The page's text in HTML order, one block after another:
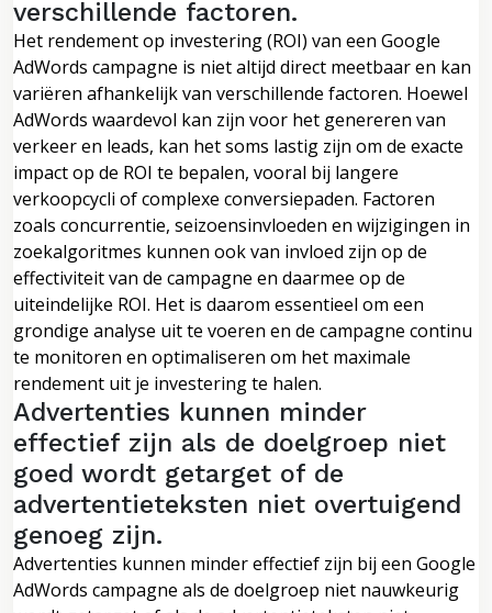
verschillende factoren.
Het rendement op investering (ROI) van een Google
AdWords campagne is niet altijd direct meetbaar en kan
variëren afhankelijk van verschillende factoren. Hoewel
AdWords waardevol kan zijn voor het genereren van
verkeer en leads, kan het soms lastig zijn om de exacte
impact op de ROI te bepalen, vooral bij langere
verkoopcycli of complexe conversiepaden. Factoren
zoals concurrentie, seizoensinvloeden en wijzigingen in
zoekalgoritmes kunnen ook van invloed zijn op de
effectiviteit van de campagne en daarmee op de
uiteindelijke ROI. Het is daarom essentieel om een
grondige analyse uit te voeren en de campagne continu
te monitoren en optimaliseren om het maximale
rendement uit je investering te halen.
Advertenties kunnen minder
effectief zijn als de doelgroep niet
goed wordt getarget of de
advertentieteksten niet overtuigend
genoeg zijn.
Advertenties kunnen minder effectief zijn bij een Google
AdWords campagne als de doelgroep niet nauwkeurig